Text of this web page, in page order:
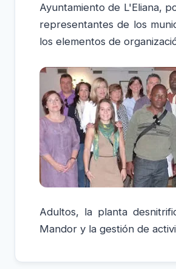
Ayuntamiento de L'Eliana,
representantes de los
los elementos de
Adultos, la planta
Mandor y la gestión de